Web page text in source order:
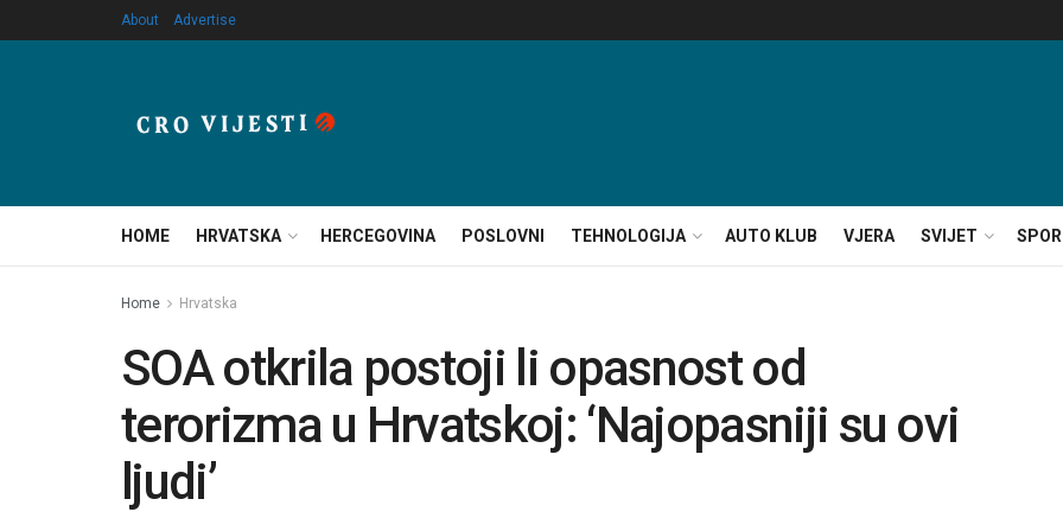
About Advertise
HOME HRVATSKA HERCEGOVINA POSLOVNI TEHNOLOGIJA AUTO KLUB VJERA SVIJET
Home Hrvatska
SOA otkrila postoji li opasnost od
terorizma u Hrvatskoj: ‘Najopasniji su ovi
ljudi’